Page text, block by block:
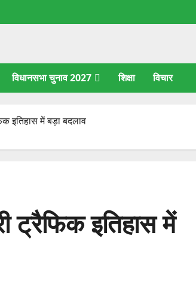
विधानसभा चुनाव 2027 शिक्षा विचार
इतिहास में बड़ा बदलाव
ट्रैफिक इतिहास में